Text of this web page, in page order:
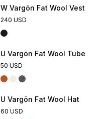
W Vargön Fat Wool Vest
240 USD
U Vargön Fat Wool Tube
50 USD
U Vargön Fat Wool Hat
60 USD